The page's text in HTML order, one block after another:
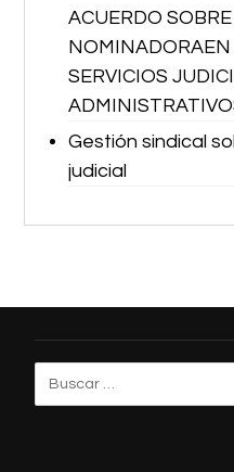
ACUERDO
NOMINADORAEN
SERVICIOS
Gestión sindical
judicial